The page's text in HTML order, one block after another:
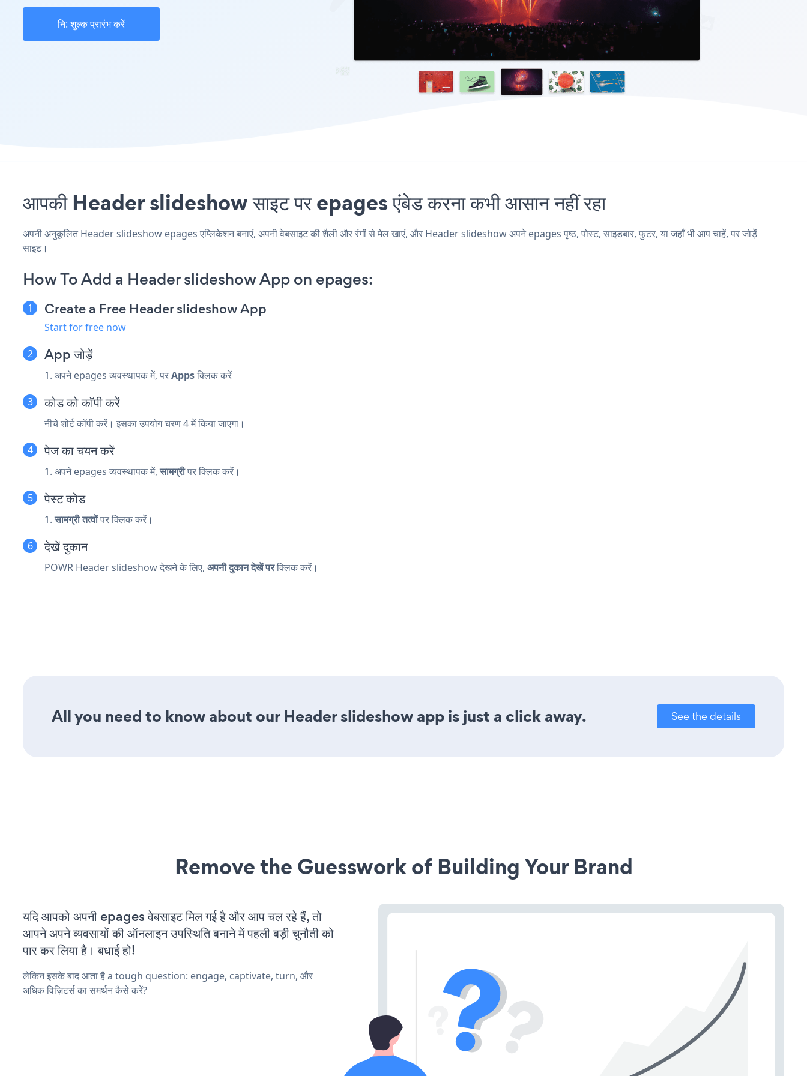
नि: शुल्क प्रारंभ करें
आपकी Header slideshow साइट पर epages एंबेड करना कभी आसान नहीं रहा
अपनी अनुकूलित Header slideshow epages एप्लिकेशन बनाएं, अपनी वेबसाइट की शैली और रंगों से मेल खाएं, और Header slideshow अपने epages पृष्ठ, पोस्ट, साइडबार, फुटर, या जहाँ भी आप चाहें, पर जोड़ें
साइट।
How To Add a Header slideshow App on epages:
Create a Free Header slideshow App
Start for free now
App जोड़ें
1. अपने epages व्यवस्थापक में, परAppsक्लिक करें
कोड को कॉपी करें
नीचे शोर्ट कॉपी करें। इसका उपयोग चरण 4 में किया जाएगा।
पेज का चयन करें
1. अपने epages व्यवस्थापक में,सामग्रीपर क्लिक करें।
पेस्ट कोड
1.सामग्री तत्वोंपर क्लिक करें।
देखें दुकान
POWR Header slideshow देखने के लिए, अपनी दुकान देखें परक्लिक करें।
All you need to know about our Header slideshow app is just a click away. See the details
Remove the Guesswork of Building Your Brand
यदि आपको अपनी epages वेबसाइट मिल गई है और आप चल रहे हैं, तो
आपने अपने व्यवसायों की ऑनलाइन उपस्थिति बनाने में पहली बड़ी चुनौती को
पार कर लिया है। बधाई हो!
लेकिन इसके बाद आता है a tough question: engage, captivate, turn, और
अधिक विज़िटर्स का समर्थन कैसे करें?